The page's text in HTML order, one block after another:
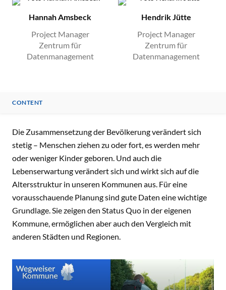
Hannah Amsbeck
Project Manager
Zentrum für
Datenmanagement
Hendrik Jütte
Project Manager
Zentrum für
Datenmanagement
CONTENT
CONTENT
Die Zusammensetzung der Bevölkerung verändert sich
stetig – Menschen ziehen zu oder fort, es werden mehr
oder weniger Kinder geboren. Und auch die
Lebenserwartung verändert sich und wirkt sich auf die
Altersstruktur in unseren Kommunen aus. Für eine
vorausschauende Planung sind gute Daten eine wichtige
Grundlage. Sie zeigen den Status Quo in der eigenen
Kommune, ermöglichen aber auch den Vergleich mit
anderen Städten und Regionen.